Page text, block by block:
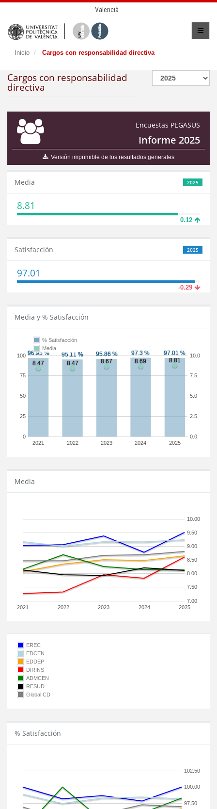
Valencià
Inicio Cargos con responsabilidad directiva
Cargos con responsabilidad
directiva
Encuestas PEGASUS
Informe 2025
Versión imprimible de los resultados generales
2025
Media
8.81
0.12
2025
Satisfacción
97.01
-0.29
Media y % Satisfacción
2021 2022 2023 2024 2025
0
25
50
75
100
0.0
2.5
5.0
7.5
10.0
% Satisfacción
Media
Media
2021 2022 2023 2024 2025
7.00
7.50
8.00
8.50
9.00
9.50
10.00
EREC
EDCEN
EDDEP
DIRINS
ADMCEN
RESUD
Global CD
% Satisfacción
97.50
100.00
102.50